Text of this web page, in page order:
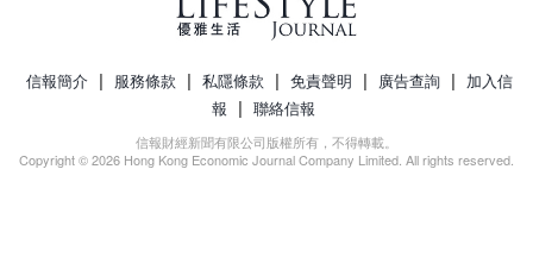
信報簡介 | 服務條款 | 私隱條款 | 免責聲明 | 廣告查詢 | 加入信
報 | 聯絡信報
信報財經新聞有限公司版權所有，不得轉載。
Copyright © 2026 Hong Kong Economic Journal Company Limited. All rights reserved.